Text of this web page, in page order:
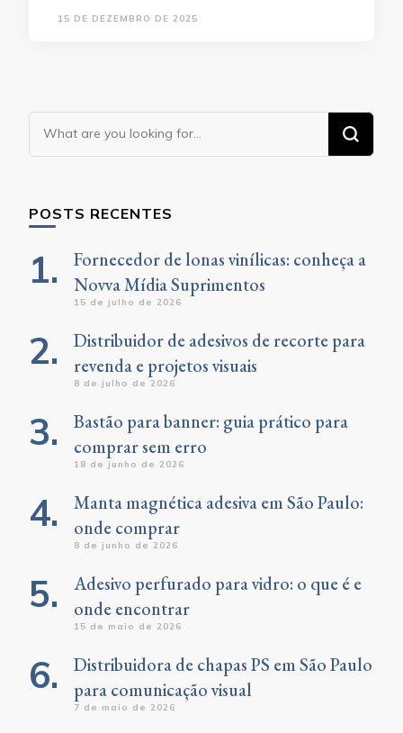
15 DE DEZEMBRO DE 2025
Looking
for
POSTS RECENTES
Fornecedor de lonas vinílicas: conheça a
Novva Mídia Suprimentos
15 de julho de 2026
Distribuidor de adesivos de recorte para
revenda e projetos visuais
8 de julho de 2026
Bastão para banner: guia prático para
comprar sem erro
18 de junho de 2026
Manta magnética adesiva em São Paulo:
onde comprar
8 de junho de 2026
Adesivo perfurado para vidro: o que é e
onde encontrar
15 de maio de 2026
Distribuidora de chapas PS em São Paulo
para comunicação visual
7 de maio de 2026